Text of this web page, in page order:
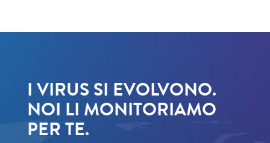
I VIRUS SI EVOLVONO.
NOI LI MONITORIAMO
PER TE.